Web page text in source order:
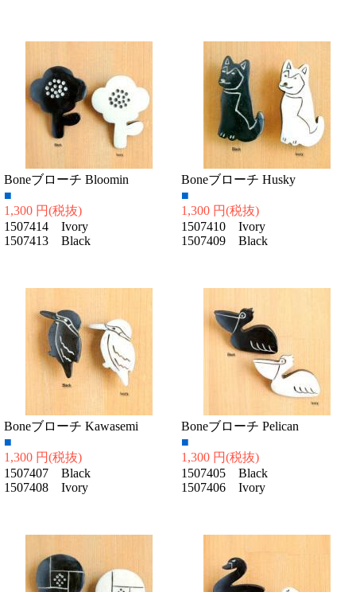
Boneブローチ Bloomin
■
1,300 円(税抜)
1507414 Ivory
1507413 Black
Boneブローチ Husky
■
1,300 円(税抜)
1507410 Ivory
1507409 Black
Boneブローチ Kawasemi
■
1,300 円(税抜)
1507407 Black
1507408 Ivory
Boneブローチ Pelican
■
1,300 円(税抜)
1507405 Black
1507406 Ivory